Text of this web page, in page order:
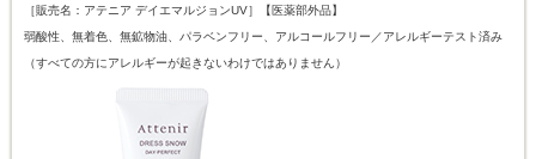
［販売名：アテニア デイエマルジョンUV］【医薬部外品】
弱酸性、無着色、無鉱物油、パラベンフリー、アルコールフリー／アレルギーテスト済み
（すべての方にアレルギーが起きないわけではありません）